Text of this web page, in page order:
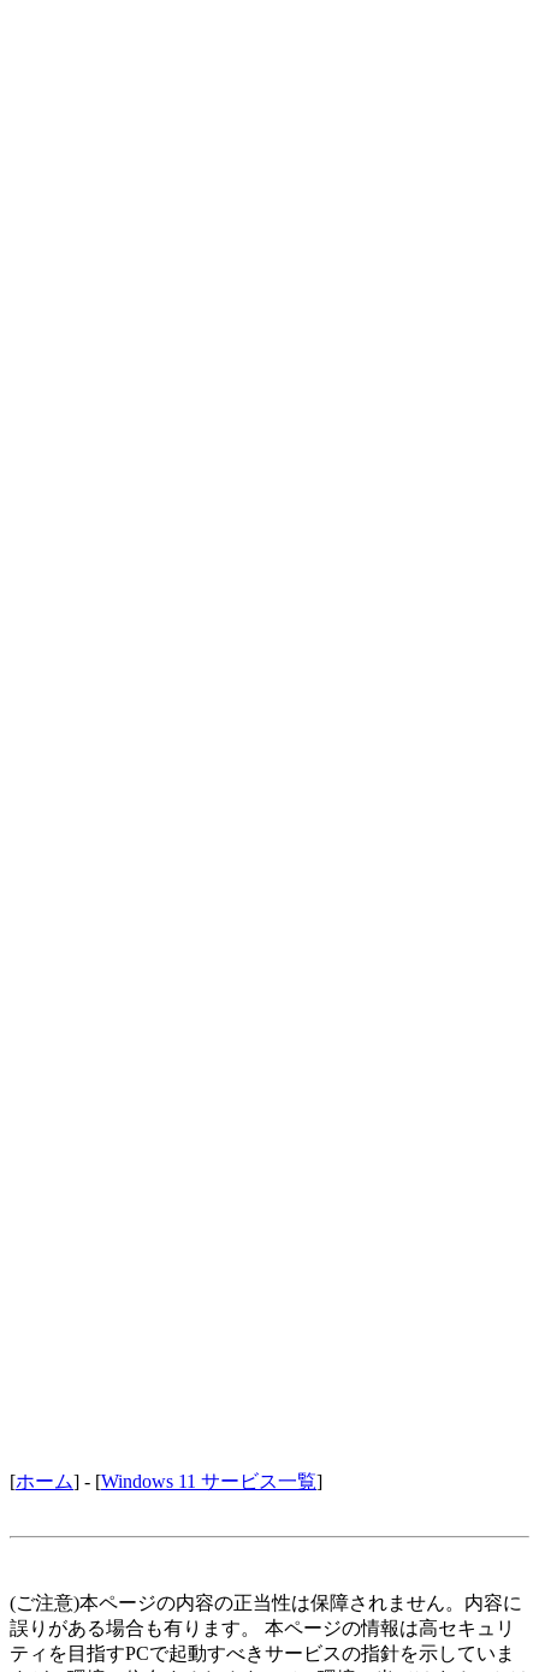
[ホーム] - [Windows 11 サービス一覧]
(ご注意)本ページの内容の正当性は保障されません。内容に
誤りがある場合も有ります。 本ページの情報は高セキュリ
ティを目指すPCで起動すべきサービスの指針を示していま